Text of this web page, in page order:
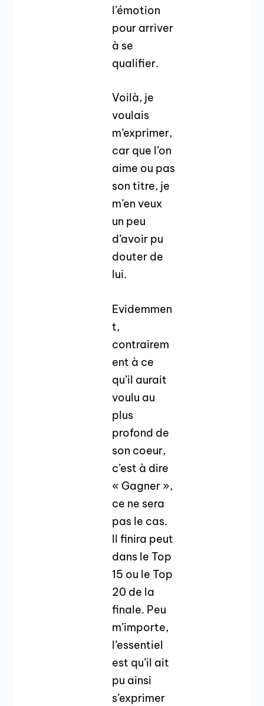
l’émotion
pour arriver
à se
qualifier.
Voilà, je
voulais
m’exprimer,
car que l’on
aime ou pas
son titre, je
m’en veux
un peu
d’avoir pu
douter de
lui.
Evidemmen
t,
contrairem
ent à ce
qu’il aurait
voulu au
plus
profond de
son coeur,
c’est à dire
« Gagner »,
ce ne sera
pas le cas.
Il finira peut
dans le Top
15 ou le Top
20 de la
finale. Peu
m’importe,
l’essentiel
est qu’il ait
pu ainsi
s’exprimer